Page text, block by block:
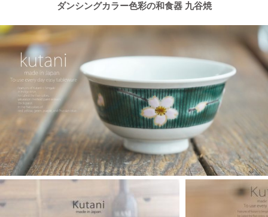
ダンシングカラー色彩の和食器 九谷焼